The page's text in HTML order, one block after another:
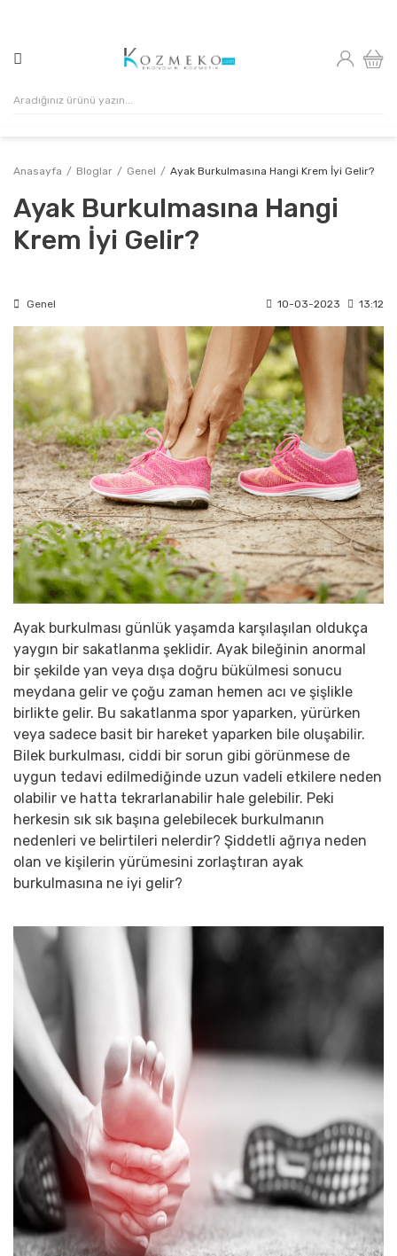
Anasayfa Bloglar Genel Ayak Burkulmasına Hangi Krem İyi Gelir?
Ayak Burkulmasına Hangi
Krem İyi Gelir?
Genel 10-03-2023 13:12
Ayak burkulması günlük yaşamda karşılaşılan oldukça
yaygın bir sakatlanma şeklidir. Ayak bileğinin anormal
bir şekilde yan veya dışa doğru bükülmesi sonucu
meydana gelir ve çoğu zaman hemen acı ve şişlikle
birlikte gelir. Bu sakatlanma spor yaparken, yürürken
veya sadece basit bir hareket yaparken bile oluşabilir.
Bilek burkulması, ciddi bir sorun gibi görünmese de
uygun tedavi edilmediğinde uzun vadeli etkilere neden
olabilir ve hatta tekrarlanabilir hale gelebilir. Peki
herkesin sık sık başına gelebilecek burkulmanın
nedenleri ve belirtileri nelerdir? Şiddetli ağrıya neden
olan ve kişilerin yürümesini zorlaştıran ayak
burkulmasına ne iyi gelir?